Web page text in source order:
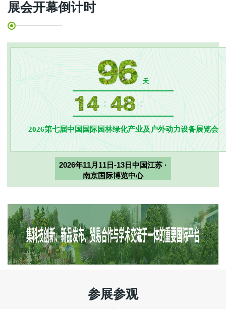
展会开幕倒计时
天
: :
2026第七届中国国际园林绿化产业及户外动力设备展览会
2026年11月11日-13日中国江苏 ·
南京国际博览中心
参展参观
展馆交通